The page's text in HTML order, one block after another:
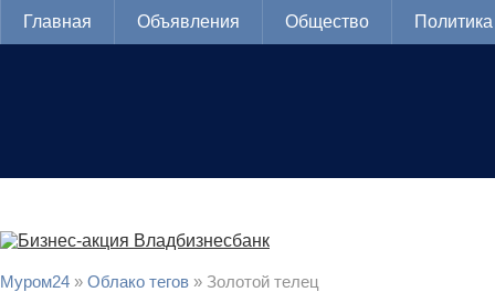
Главная Объявления Общество Политика
Муром24 » Облако тегов » Золотой телец